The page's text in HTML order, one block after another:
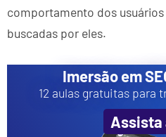
comportamento dos
buscadas por eles.
Imersão em
12 aulas gratuitas para
Assista